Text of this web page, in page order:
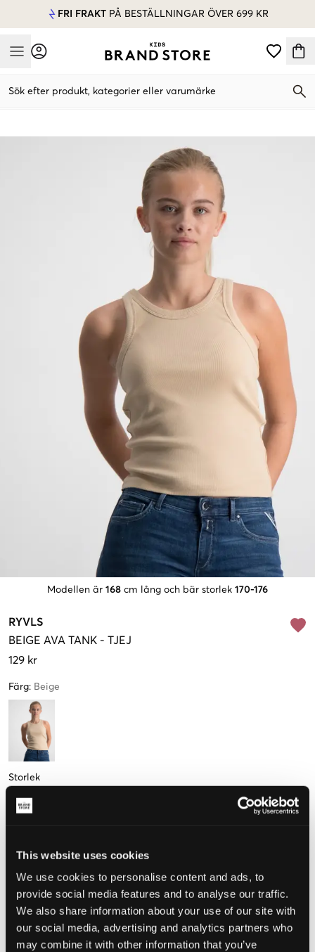
This website uses cookies
We use cookies to personalise content and ads, to
provide social media features and to analyse our traffic.
We also share information about your use of our site with
our social media, advertising and analytics partners who
may combine it with other information that you’ve
FRI FRAKT PÅ BESTÄLLNINGAR ÖVER 699 KR
Mobile Menu
Sök efter produkt, kategorier eller varumärke
Modellen är 168 cm lång och bär storlek 170-176
RYVLS
BEIGE AVA TANK - TJEJ
129 kr
Färg: Beige
Storlek
134-140 cm 170-176 cm
Upplevd storlek
Liten Perfekt Stor
STORLEKSGUIDE